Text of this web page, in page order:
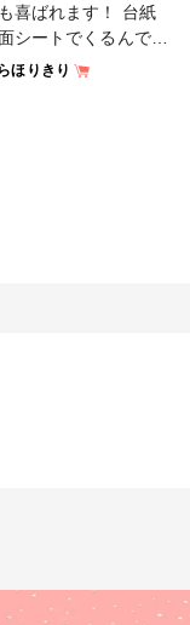
ばれます！ 台紙
シートでくるんで作
側が縫製済みで簡
す！ #ペーパークラ
ほりきり